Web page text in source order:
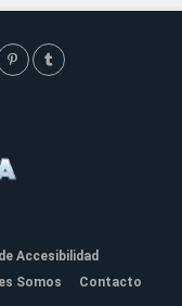
Accesibilidad
Somos Contacto